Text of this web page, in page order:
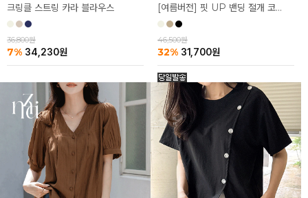
크링클 스트링 카라 블라우스
36,800원
7% 34,230원
[여름버전] 핏 UP 밴딩 절개 코튼 팬츠
46,500원
32% 31,700원